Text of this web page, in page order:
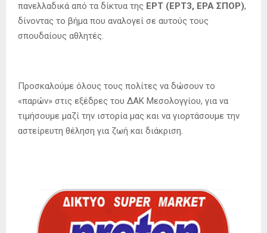
πανελλαδικά από τα δίκτυα της ΕΡΤ (ΕΡΤ3, ΕΡΑ ΣΠΟΡ),
δίνοντας το βήμα που αναλογεί σε αυτούς τους
σπουδαίους αθλητές.
Προσκαλούμε όλους τους πολίτες να δώσουν το
«παρών» στις εξέδρες του ΔΑΚ Μεσολογγίου, για να
τιμήσουμε μαζί την ιστορία μας και να γιορτάσουμε την
αστείρευτη θέληση για ζωή και διάκριση.